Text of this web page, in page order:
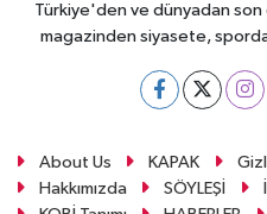
Türkiye'den ve dünyadan son
magazinden siyasete,
About Us KAPAK
Hakkımızda
SÖYLEŞİ